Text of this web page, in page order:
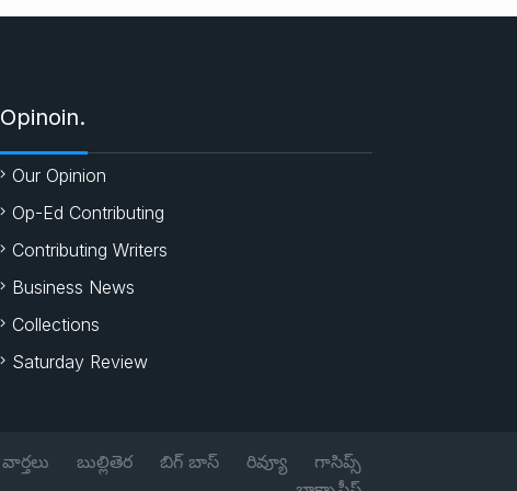
e
c
b
o
o
k
a
p
i
Opinoin.
Our Opinion
Op-Ed Contributing
Contributing Writers
Business News
Collections
Saturday Review
వార్తలు బుల్లితెర బిగ్ బాస్ రివ్యూ
గాసిప్స్